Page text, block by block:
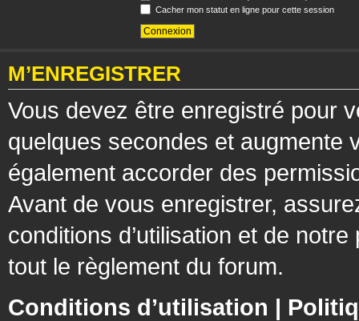
Cacher mon statut en ligne pour cette session
M’ENREGISTRER
Vous devez être enregistré pour
quelques secondes et augmente
également accorder des
Avant de vous enregistrer,
conditions d’utilisation et de
tout le règlement du forum.
Conditions d’utilisation |